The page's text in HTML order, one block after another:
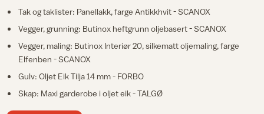
Tak og taklister: Panellakk, farge Antikkhvit - SCANOX
Vegger, grunning: Butinox heftgrunn oljebasert - SCANOX
Vegger, maling: Butinox Interiør 20, silkematt oljemaling, farge
Elfenben - SCANOX
Gulv: Oljet Eik Tilja 14 mm - FORBO
Skap: Maxi garderobe i oljet eik - TALGØ